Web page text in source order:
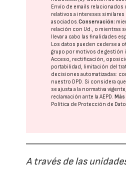
Envío de emails relacionados
relativos a intereses similares
asociados.Conservación:
relación con Ud., o mientras
llevar a cabo las finalidades
Los datos pueden cederse a
grupo por motivos de gestión
Acceso, rectificación,
portabilidad, limitación del
decisiones automatizadas:
nuestro DPD. Si considera
se ajusta a la normativa
reclamación ante laAEPD.
Política de Protección de
A través de las